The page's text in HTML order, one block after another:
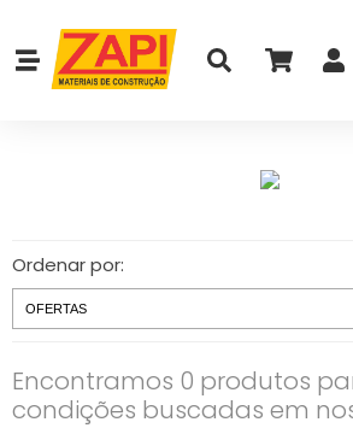
Ordenar por:
Encontramos 0 produtos
condições buscadas em